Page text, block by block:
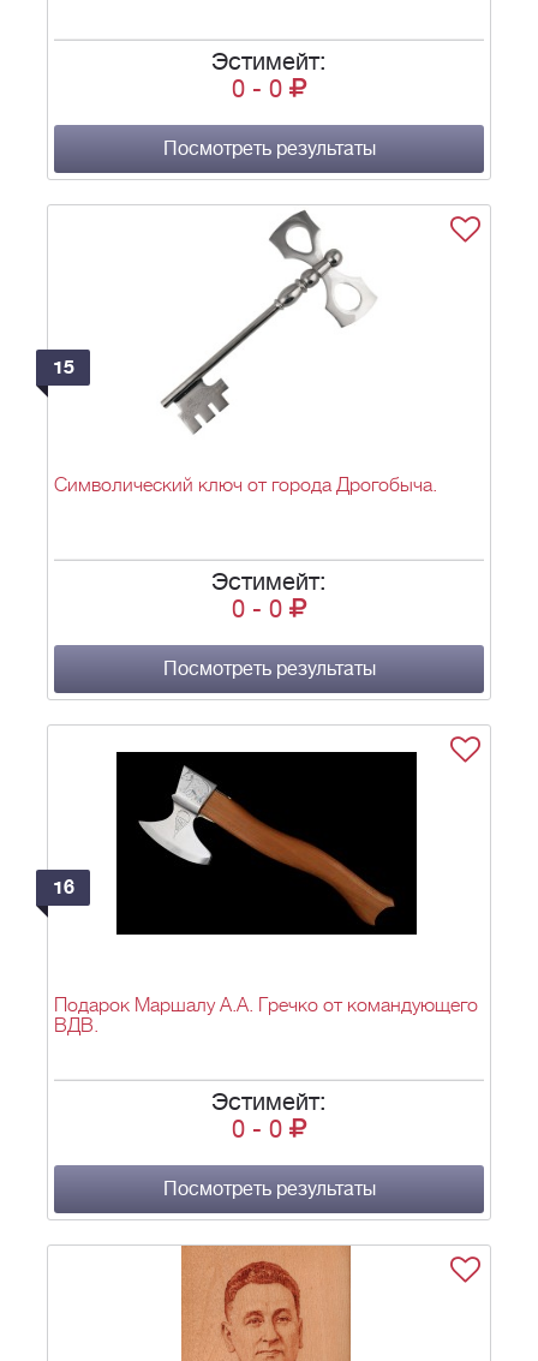
Эстимейт:
0 - 0
Посмотреть результаты
15
Символический ключ от города Дрогобыча.
Эстимейт:
0 - 0
Посмотреть результаты
16
Подарок Маршалу А.А. Гречко от командующего
ВДВ.
Эстимейт:
0 - 0
Посмотреть результаты